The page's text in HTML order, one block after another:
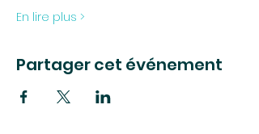
En lire plus >
Partager cet événement